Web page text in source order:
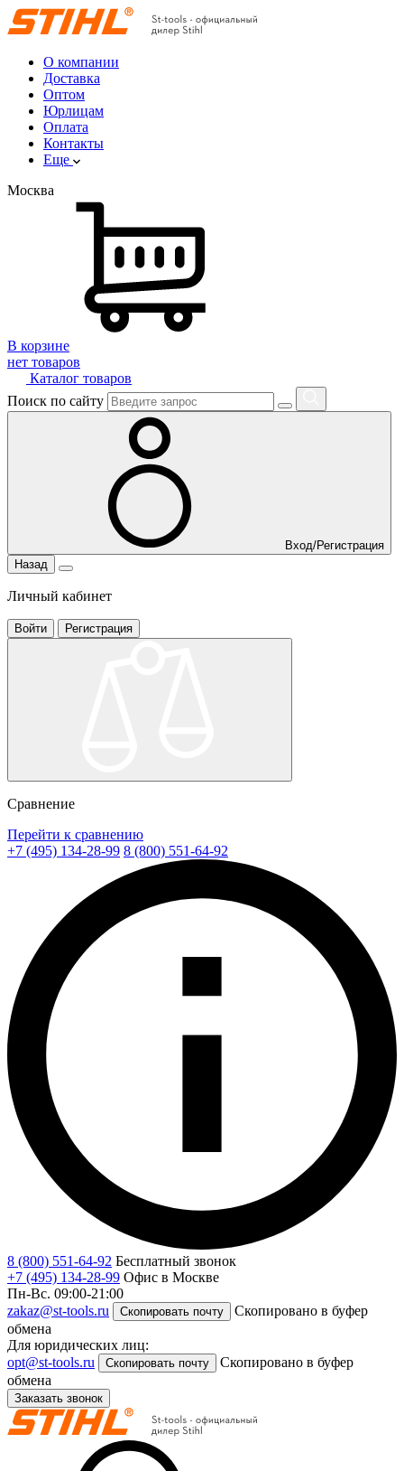
О компании
Доставка
Оптом
Юрлицам
Оплата
Контакты
Еще
Москва
В корзине
нет товаров
Каталог товаров
Поиск по сайту
Вход/Регистрация
Назад
Личный кабинет
Войти Регистрация
Сравнение
Перейти к сравнению
+7 (495) 134-28-99 8 (800) 551-64-92
8 (800) 551-64-92 Бесплатный звонок
+7 (495) 134-28-99 Офис в Москве
Пн-Вс. 09:00-21:00
zakaz@st-tools.ru
Скопировать почту
Скопировано в буфер
обмена
Для юридических лиц:
opt@st-tools.ru
Скопировать почту
Скопировано в буфер
обмена
Заказать звонок